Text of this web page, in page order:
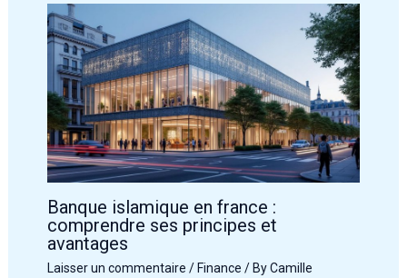
Banque islamique en france :
comprendre ses principes et
avantages
Laisser un commentaire / Finance / ByCamille